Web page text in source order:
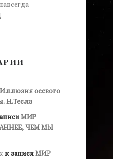
Иллюзия осевого
Н.Тесла
МИР
ЧЕМ МЫ
к записиМИР